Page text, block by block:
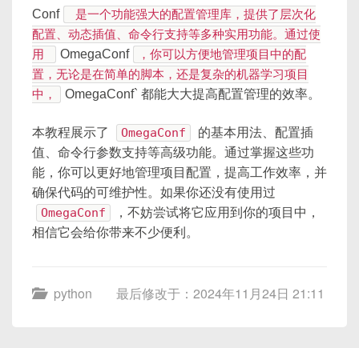
Conf
是一个功能强大的配置管理库，提供了层次化
配置、动态插值、命令行支持等多种实用功能。通过使
用
OmegaConf
，你可以方便地管理项目中的配
置，无论是在简单的脚本，还是复杂的机器学习项目
中，
OmegaConf` 都能大大提高配置管理的效率。
本教程展示了 OmegaConf
的基本用法、配置插
值、命令行参数支持等高级功能。通过掌握这些功
能，你可以更好地管理项目配置，提高工作效率，并
确保代码的可维护性。如果你还没有使用过
OmegaConf
，不妨尝试将它应用到你的项目中，
相信它会给你带来不少便利。
python 最后修改于：2024年11月24日 21:11